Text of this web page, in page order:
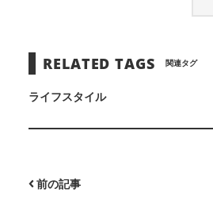
RELATED TAGS 関連タグ
ライフスタイル
前の記事